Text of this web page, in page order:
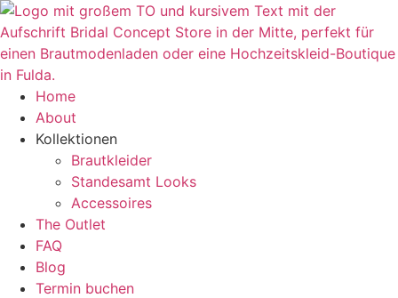
Zum
Inhalt
springen
Home
About
Kollektionen
Brautkleider
Standesamt Looks
Accessoires
The Outlet
FAQ
Blog
Termin buchen